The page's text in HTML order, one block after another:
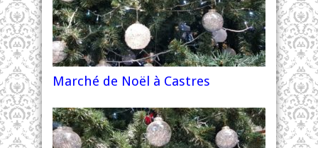
Marché de Noël à Castres